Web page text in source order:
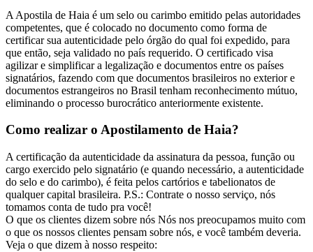
A Apostila de Haia é um selo ou carimbo emitido pelas autoridades
competentes, que é colocado no documento como forma de
certificar sua autenticidade pelo órgão do qual foi expedido, para
que então, seja validado no país requerido. O certificado visa
agilizar e simplificar a legalização e documentos entre os países
signatários, fazendo com que documentos brasileiros no exterior e
documentos estrangeiros no Brasil tenham reconhecimento mútuo,
eliminando o processo burocrático anteriormente existente.
Como realizar o Apostilamento de Haia?
A certificação da autenticidade da assinatura da pessoa, função ou
cargo exercido pelo signatário (e quando necessário, a autenticidade
do selo e do carimbo), é feita pelos cartórios e tabelionatos de
qualquer capital brasileira. P.S.: Contrate o nosso serviço, nós
tomamos conta de tudo pra você!
O que os clientes dizem sobre nós Nós nos preocupamos muito com
o que os nossos clientes pensam sobre nós, e você também deveria.
Veja o que dizem à nosso respeito: